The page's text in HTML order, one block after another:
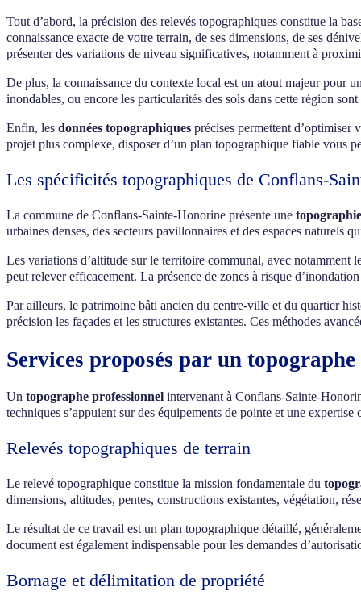
Tout d’abord, la précision des relevés topographiques constitue la
connaissance exacte de votre terrain, de ses dimensions, de ses
présenter des variations de niveau significatives, notamment à
De plus, la connaissance du contexte local est un atout majeur pour
inondables, ou encore les particularités des sols dans cette région
Enfin, les données topographiques précises permettent d’optimiser
projet plus complexe, disposer d’un plan topographique fiable vous
Les spécificités topographiques de Conflans-
La commune de Conflans-Sainte-Honorine présente une
urbaines denses, des secteurs pavillonnaires et des espaces naturels
Les variations d’altitude sur le territoire communal, avec
peut relever efficacement. La présence de zones à risque
Par ailleurs, le patrimoine bâti ancien du centre-ville et du quartier
précision les façades et les structures existantes. Ces méthodes
Services proposés par un
Un topographe professionnel intervenant à Conflans-Sainte-
techniques s’appuient sur des équipements de pointe et une
Relevés topographiques de terrain
Le relevé topographique constitue la mission fondamentale du
dimensions, altitudes, pentes, constructions existantes, végétation,
Le résultat de ce travail est un plan topographique détaillé,
document est également indispensable pour les demandes
Bornage et délimitation de propriété